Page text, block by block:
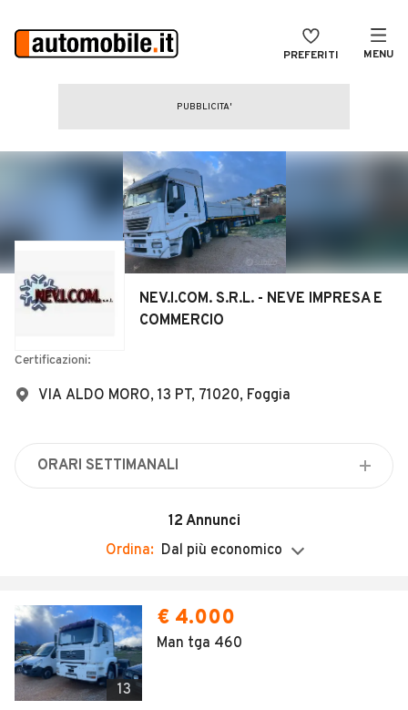
PREFERITI MENU
CERCA
Auto usate
Auto Km 0
Auto Nuove
Noleggio a lungo termine
Auto d'epoca
Concessionari
MAGAZINE
NEV.I.COM. S.R.L. - NEVE IMPRESA E
COMMERCIO
Certificazioni:
VIA ALDO MORO, 13 PT, 71020, Foggia
ORARI SETTIMANALI
Chiuso
Giovedì
Chiuso
Venerdì
12 Annunci
Ordina: Dal più economico
13
€ 4.000
Man tga 460